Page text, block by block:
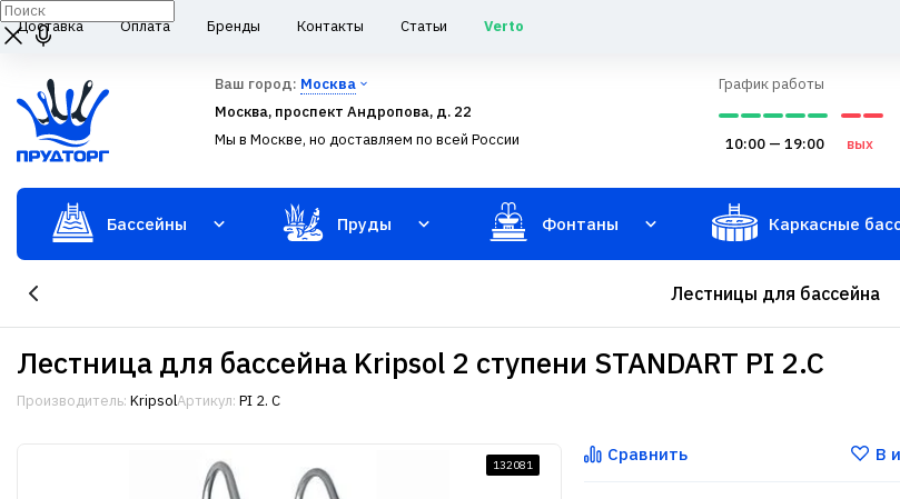
Доставка Оплата Бренды Контакты Статьи Verto
Ваш город: Москва
Москва, проспект Андропова, д. 22
Мы в Москве, но доставляем по всей России
График работы
10:00 — 19:00 вых
Бассейны Пруды Фонтаны Каркасные
Лестницы для бассейна
Лестница для бассейна Kripsol 2 ступени STANDART PI 2.C
Производитель: KripsolАртикул: PI 2. C
132081
Сравнить В